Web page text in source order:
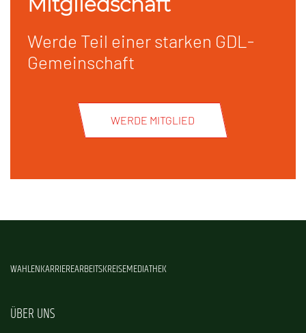
Werde Teil einer starken GDL-
Gemeinschaft
WERDE MITGLIED
WAHLENKARRIEREARBEITSKREISEMEDIATHEK
ÜBER UNS